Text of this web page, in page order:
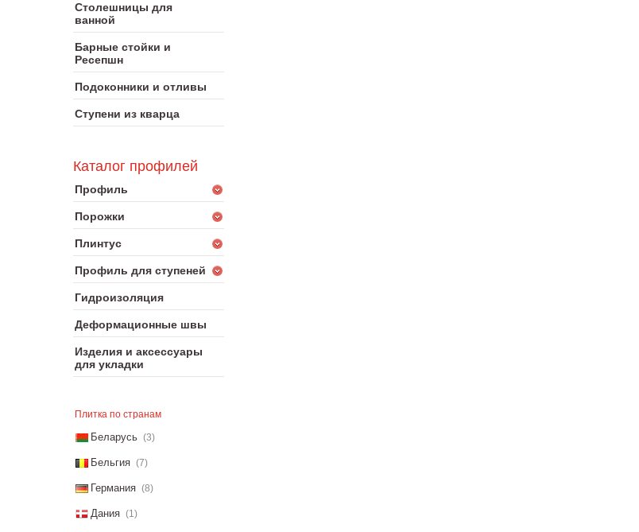
Столешницы для
ванной
Барные стойки и
Ресепшн
Подоконники и отливы
Ступени из кварца
Каталог профилей
Профиль
Порожки
Плинтус
Профиль для ступеней
Гидроизоляция
Деформационные швы
Изделия и аксессуары
для укладки
Плитка по странам
Беларусь (3)
Бельгия (7)
Германия (8)
Дания (1)